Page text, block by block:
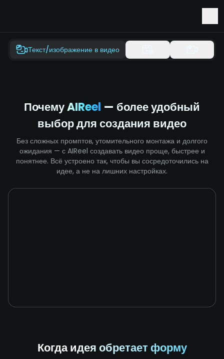
Текст/изображение в видео
ПочемуAIReel — более удобный
выбор для создания видео
Без сложных промптов, утомительного монтажа и долгого
ожидания — с AIReel создавать видео проще, быстрее и
понятнее. Всё устроено так, чтобы вы сосредоточились на
идее, а не на лишних настройках.
Когда идея обретает форму